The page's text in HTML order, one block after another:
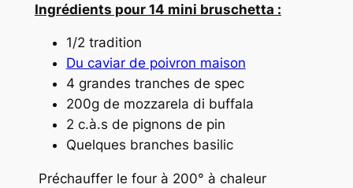
Ingrédients pour 14 mini bruschetta :
1/2 tradition
Du caviar de poivron maison
4 grandes tranches de spec
200g de mozzarela di buffala
2 c.à.s de pignons de pin
Quelques branches basilic
Préchauffer le four à 200° à chaleur